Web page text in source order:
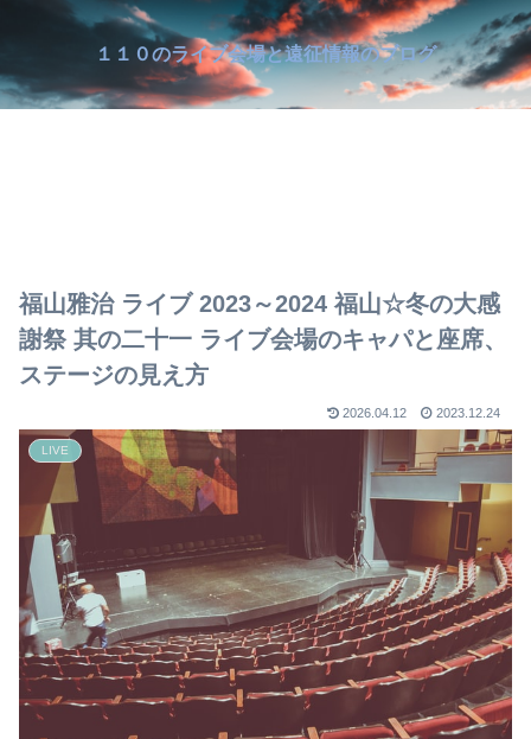
１１０のライブ会場と遠征情報のブログ
福山雅治 ライブ 2023～2024 福山☆冬の大感
謝祭 其の二十一 ライブ会場のキャパと座席、
ステージの見え方
2026.04.12 2023.12.24
LIVE